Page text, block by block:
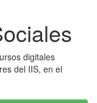
digitales
del IIS, en el